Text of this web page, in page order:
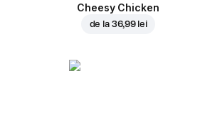
Cheesy Chicken
de la 36,99 lei